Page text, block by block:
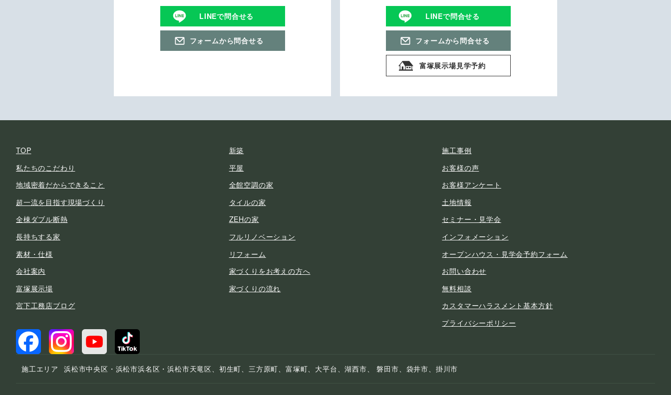
LINEで問合せる
フォームから問合せる
LINEで問合せる
フォームから問合せる
富塚展示場見学予約
TOP
私たちのこだわり
地域密着だからできること
超一流を目指す現場づくり
全棟ダブル断熱
長持ちする家
素材・仕様
会社案内
富塚展示場
宮下工務店ブログ
新築
平屋
全館空調の家
タイルの家
ZEHの家
フルリノベーション
リフォーム
家づくりをお考えの方へ
家づくりの流れ
施工事例
お客様の声
お客様アンケート
土地情報
セミナー・見学会
インフォメーション
オープンハウス・見学会予約フォーム
お問い合わせ
無料相談
カスタマーハラスメント基本方針
プライバシーポリシー
施工エリア 浜松市中央区・浜松市浜名区・浜松市天竜区、初生町、三方原町、富塚町、大平台、湖西市、 磐田市、袋井市、掛川市